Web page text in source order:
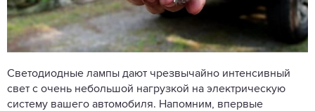
Светодиодные лампы дают чрезвычайно интенсивный
свет с очень небольшой нагрузкой на электрическую
систему вашего автомобиля. Напомним, впервые